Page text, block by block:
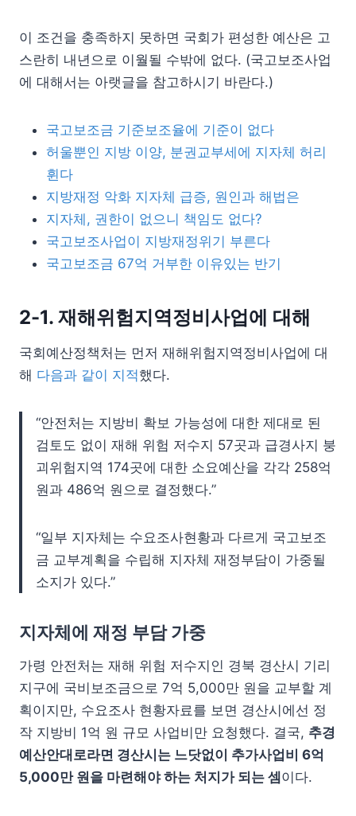
이 조건을 충족하지 못하면 국회가 편성한 예산은 고
스란히 내년으로 이월될 수밖에 없다. (국고보조사업
에 대해서는 아랫글을 참고하시기 바란다.)
국고보조금 기준보조율에 기준이 없다
허울뿐인 지방 이양, 분권교부세에 지자체 허리
휜다
지방재정 악화 지자체 급증, 원인과 해법은
지자체, 권한이 없으니 책임도 없다?
국고보조사업이 지방재정위기 부른다
국고보조금 67억 거부한 이유있는 반기
2-1. 재해위험지역정비사업에 대해
국회예산정책처는 먼저 재해위험지역정비사업에 대
해 다음과 같이 지적했다.
“안전처는 지방비 확보 가능성에 대한 제대로 된
검토도 없이 재해 위험 저수지 57곳과 급경사지 붕
괴위험지역 174곳에 대한 소요예산을 각각 258억
원과 486억 원으로 결정했다.”
“일부 지자체는 수요조사현황과 다르게 국고보조
금 교부계획을 수립해 지자체 재정부담이 가중될
소지가 있다.”
지자체에 재정 부담 가중
가령 안전처는 재해 위험 저수지인 경북 경산시 기리
지구에 국비보조금으로 7억 5,000만 원을 교부할 계
획이지만, 수요조사 현황자료를 보면 경산시에선 정
작 지방비 1억 원 규모 사업비만 요청했다. 결국, 추경
예산안대로라면 경산시는 느닷없이 추가사업비 6억
5,000만 원을 마련해야 하는 처지가 되는 셈 이다.